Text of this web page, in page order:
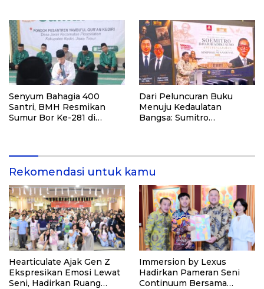
dan Pemasyarakatan RI
Senyum Bahagia 400
Santri, BMH Resmikan
Sumur Bor Ke-281 di
Dari Peluncuran Buku
Menuju Kedaulatan
Bangsa: Sumitro
Indonesia Emas 2045
Rekomendasi untuk kamu
Hearticulate Ajak Gen Z
Ekspresikan Emosi Lewat
Seni, Hadirkan Ruang
Immersion by Lexus
Hadirkan Pameran Seni
Continuum Bersama